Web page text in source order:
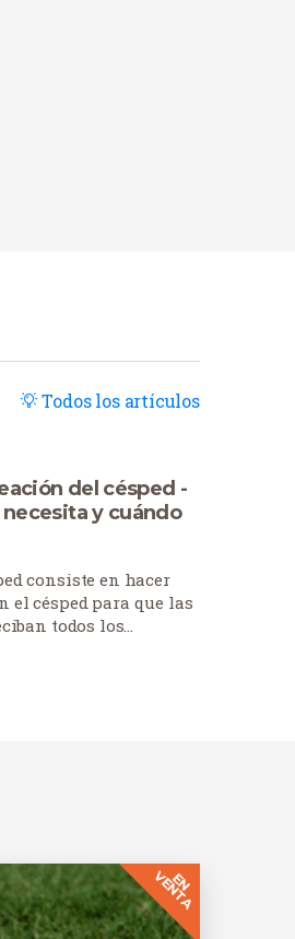
Todos los artículos
del césped -
y cuándo
consiste en hacer
el césped para que las
todos los
Esta práctica, a
un papel